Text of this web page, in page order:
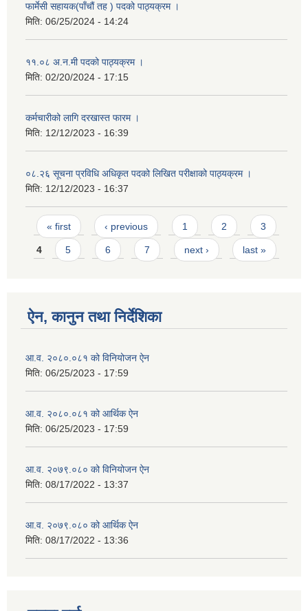
फार्मेसी सहायक(पाँचौं तह ) पदको पाठ्यक्रम ।
मिति: 06/25/2024 - 14:24
११.०८ अ.न.मी पदको पाठ्यक्रम ।
मिति: 02/20/2024 - 17:15
कर्मचारीको लागि दरखास्त फारम ।
मिति: 12/12/2023 - 16:39
०८.२६ सूचना प्रविधि अधिकृत पदको लिखित परीक्षाको पाठ्यक्रम ।
मिति: 12/12/2023 - 16:37
Pages
« first ‹ previous 1 2 3
4 5 6 7 next › last »
ऐन, कानुन तथा निर्देशिका
आ.व. २०८०.०८१ को विनियोजन ऐन
मिति: 06/25/2023 - 17:59
आ.व. २०८०.०८१ को आर्थिक ऐन
मिति: 06/25/2023 - 17:59
आ.व. २०७९.०८० को विनियोजन ऐन
मिति: 08/17/2022 - 13:37
आ.व. २०७९.०८० को आर्थिक ऐन
मिति: 08/17/2022 - 13:36